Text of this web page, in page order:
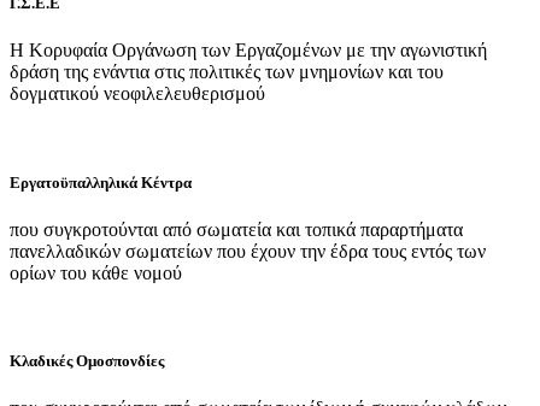
Η Κορυφαία Οργάνωση των Εργαζομένων με την αγωνιστική
δράση της ενάντια στις πολιτικές των μνημονίων και του
δογματικού νεοφιλελευθερισμού
Εργατοϋπαλληλικά Κέντρα
που συγκροτούνται από σωματεία και τοπικά παραρτήματα
πανελλαδικών σωματείων που έχουν την έδρα τους εντός των
ορίων του κάθε νομού
Κλαδικές Ομοσπονδίες